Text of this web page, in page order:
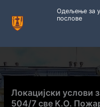
садржај
Одељење за
послове
Локацијски услови
504/7 све K.O.